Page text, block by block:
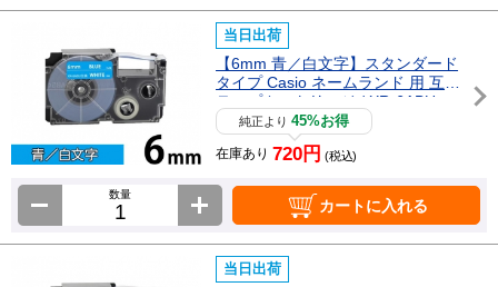
当日出荷
【6mm 青／白文字】スタンダード
タイプ Casio ネームランド 用 互換
テープカートリッジ / XR-6ABU
純正より45%お得
在庫あり 720円 (税込)
数量
カートに入れる
当日出荷